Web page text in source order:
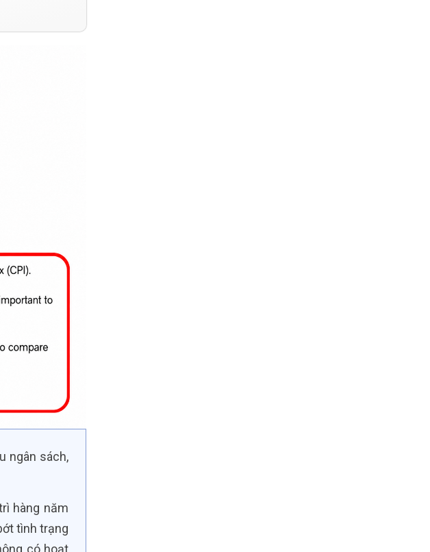
ngân sách,
hàng năm
tình trạng